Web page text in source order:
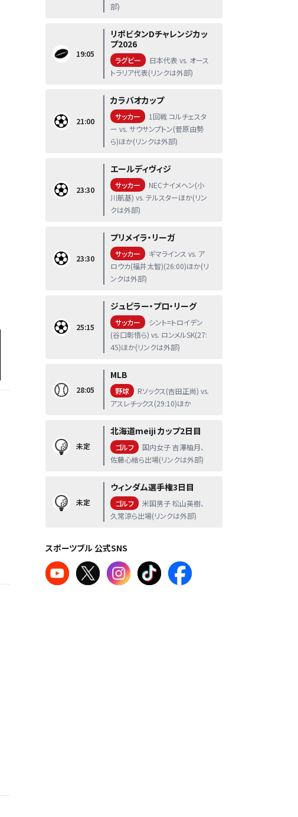
部)
19:05
リポビタンDチャレンジカッ
プ2026
ラグビー
日本代表 vs. オース
トラリア代表(リンクは外部)
21:00
カラバオカップ
サッカー
1回戦 コルチェスタ
ー vs. サウサンプトン(菅原由勢
ら)ほか(リンクは外部)
23:30
エールディヴィジ
サッカー
NECナイメヘン(小
川航基) vs. テルスターほか(リン
クは外部)
23:30
プリメイラ・リーガ
サッカー
ギマラインス vs. ア
ロウカ(福井太智)(26:00)ほか(リ
ンクは外部)
25:15
ジュピラー・プロ・リーグ
サッカー
シント=トロイデン
(谷口彰悟ら) vs. ロンメルSK(27:
45)ほか(リンクは外部)
28:05
MLB
野球
Rソックス(吉田正尚) vs.
アスレチックス(29:10)ほか
未定
北海道meiji カップ2日目
ゴルフ
国内女子 吉澤柚月、
佐藤心結ら出場(リンクは外部)
未定
ウィンダム選手権3日目
ゴルフ
米国男子 松山英樹、
久常涼ら出場(リンクは外部)
スポーツブル 公式SNS